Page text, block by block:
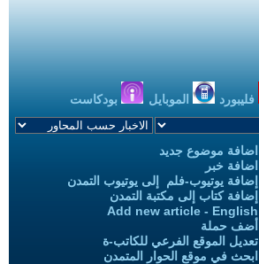
فليبورد الموبايل بودكاست
اضافة موضوع جديد
اضافة خبر
إضافة يوتيوب-فلم إلى يوتيوب التمدن
إضافة كتاب إلى مكتبة التمدن
Add new article - English
أضف حملة
تعديل الموقع الفرعي للكاتب-ة
ابحث في موقع الحوار المتمدن